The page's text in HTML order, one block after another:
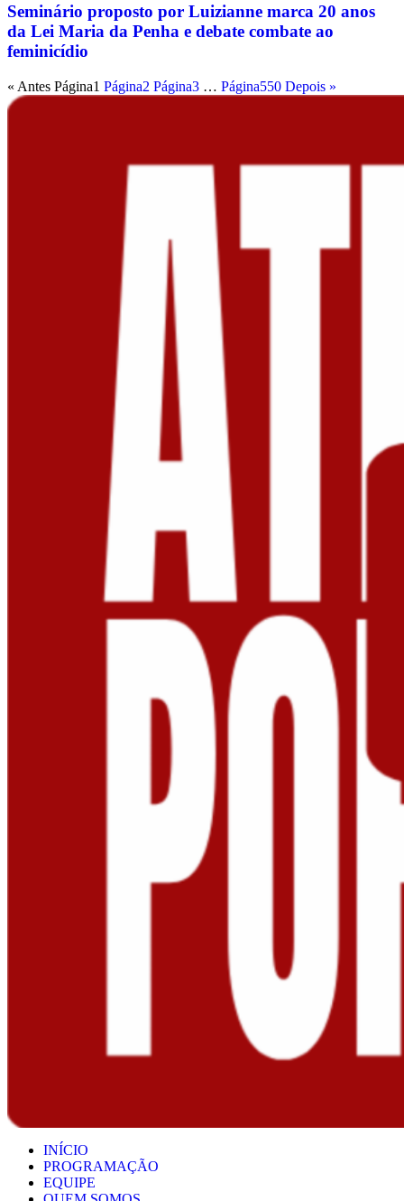
Seminário proposto por Luizianne marca 20 anos
da Lei Maria da Penha e debate combate ao
feminicídio
« Antes Página1 Página2 Página3 … Página550 Depois »
INÍCIO
PROGRAMAÇÃO
EQUIPE